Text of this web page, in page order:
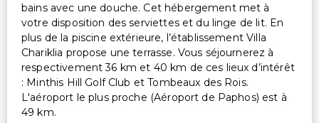
bains avec une douche. Cet hébergement met à
votre disposition des serviettes et du linge de lit. En
plus de la piscine extérieure, l’établissement Villa
Chariklia propose une terrasse. Vous séjournerez à
respectivement 36 km et 40 km de ces lieux d’intérêt
: Minthis Hill Golf Club et Tombeaux des Rois.
L'aéroport le plus proche (Aéroport de Paphos) est à
49 km.